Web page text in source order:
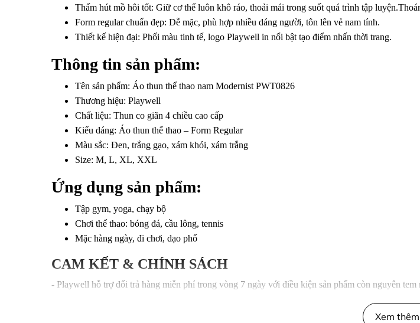
Thấm hút mồ hôi tốt: Giữ cơ thể luôn khô ráo, thoải mái trong suốt quá trình tập
Form regular chuẩn đẹp: Dễ mặc, phù hợp nhiều dáng người, tôn lên vẻ nam tính.
Thiết kế hiện đại: Phối màu tinh tế, logo Playwell in nổi bật tạo điểm nhấn thời trang.
Thông tin sản phẩm:
Tên sản phẩm: Áo thun thể thao nam Modernist PWT0826
Thương hiệu: Playwell
Chất liệu: Thun co giãn 4 chiều cao cấp
Kiểu dáng: Áo thun thể thao – Form Regular
Màu sắc: Đen, trắng gạo, xám khói, xám trắng
Size: M, L, XL, XXL
Ứng dụng sản phẩm:
Tập gym, yoga, chạy bộ
Chơi thể thao: bóng đá, cầu lông, tennis
Mặc hàng ngày, đi chơi, dạo phố
CAM KẾT & CHÍNH SÁCH
- Playwell hỗ trợ đổi trả hàng miễn phí trong vòng 7 ngày với điều kiện sản phẩm còn nguyên tem
Xem thêm